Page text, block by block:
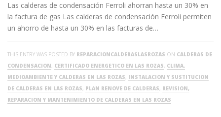
Las calderas de condensación Ferroli ahorran hasta un 30% en
la factura de gas Las calderas de condensación Ferroli permiten
un ahorro de hasta un 30% en las facturas de…
THIS ENTRY WAS POSTED BY REPARACIONCALDERASLASROZAS ON CALDERAS DE
CONDENSACION, CERTIFICADO ENERGETICO EN LAS ROZAS, CLIMA,
MEDIOAMBIENTE Y CALDERAS EN LAS ROZAS, INSTALACION Y SUSTITUCION
DE CALDERAS EN LAS ROZAS, PLAN RENOVE DE CALDERAS, REVISION,
REPARACION Y MANTENIMIENTO DE CALDERAS EN LAS ROZAS